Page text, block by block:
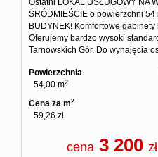
Ostatni LOKAL USŁUGOWY NA
ŚRÓDMIEŚCIE o powierzchni 54
BUDYNEK! Komfortowe
Oferujemy bardzo wysoki
Tarnowskich Gór. Do wynajęcia
Powierzchnia
54,00 m2
Cena za m2
59,26 zł
cena 3 200 zł